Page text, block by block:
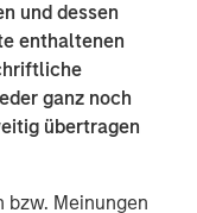
und dessen
enthaltenen
ganz noch
übertragen
bzw. Meinungen
said Rob
Scion Group.
of
Scion continues to